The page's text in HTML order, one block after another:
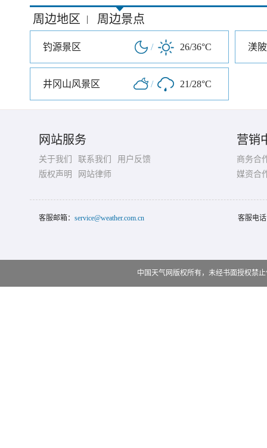
周边地区 | 周边景点
钓源景区 / 26/36°C 渼
井冈山风景区 / 21/28°C
网站服务
关于我们 联系我们
用户反馈
版权声明
网站律师
营销
商务合
媒资合
客服邮箱： service@weather.com.cn 客服电
中国天气网版权所有，未经书面授权